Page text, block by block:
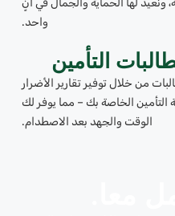
واحد.
التأمين
من خلال توفير تقارير الأضرار
التأمين الخاصة بك – مما يوفر لك
الوقت والجهد بعد الاصطدام.